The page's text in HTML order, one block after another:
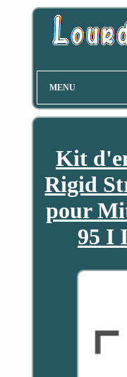
MENU
Kit
Rigid
pour
95 I